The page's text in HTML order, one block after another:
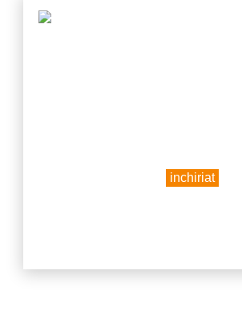
inchiriat